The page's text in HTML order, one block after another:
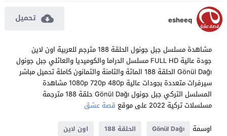
esheeq تحميل
مشاهدة مسلسل جبل جونول الحلقة 188 مترجم للعربية اون لاين
جودة عالية FULL HD مسلسل الدراما والكوميديا والعائلي جبل جونول
Gönül Dağı الحلقة 188 المائة والثامنة والثمانون كاملة تحميل مباشر
سيرفرات متعددة بجودات عالية 1080p 720p 480p مشاهدة
المسلسل التركي جبل جونول Gönül Dağı حلقة 188 مترجمة
مسلسلات تركية 2022 على موقع
قصة عشق
اوسمة
Gönül Dağı الحلقة 188
اون لاين